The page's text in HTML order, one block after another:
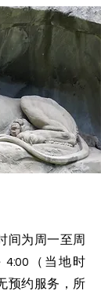
间为周一至周
4:00（当地时
预约服务，所